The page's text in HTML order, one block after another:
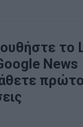
το
News